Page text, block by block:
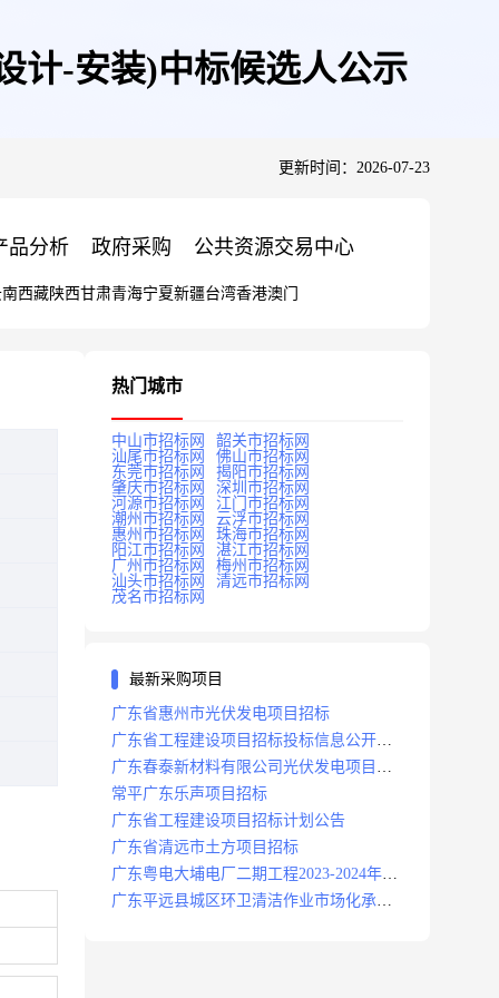
计-安装)中标候选人公示
更新时间：2026-07-23
品分析 政府采购 公共资源交易中心
西藏陕西甘肃青海宁夏新疆台湾香港澳门
热门城市
中山市招标网
韶关市招标网
汕尾市招标网
佛山市招标网
东莞市招标网
揭阳市招标网
肇庆市招标网
深圳市招标网
河源市招标网
江门市招标网
潮州市招标网
云浮市招标网
惠州市招标网
珠海市招标网
阳江市招标网
湛江市招标网
广州市招标网
梅州市招标网
汕头市招标网
清远市招标网
茂名市招标网
最新采购项目
广东省惠州市光伏发电项目招标
广东省工程建设项目招标投标信息公开目
录
广东春泰新材料有限公司光伏发电项目招
标
常平广东乐声项目招标
广东省工程建设项目招标计划公告
广东省清远市土方项目招标
广东粤电大埔电厂二期工程2023-2024年度
安保服务项目招标公告
广东平远县城区环卫清洁作业市场化承包